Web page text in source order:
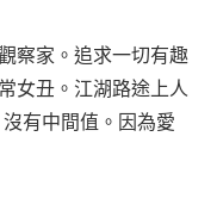
察家。追求一切有趣
女丑。江湖路途上人
有中間值。因為愛